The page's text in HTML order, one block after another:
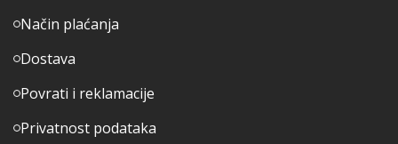
Način plaćanja
Dostava
Povrati i reklamacije
Privatnost podataka